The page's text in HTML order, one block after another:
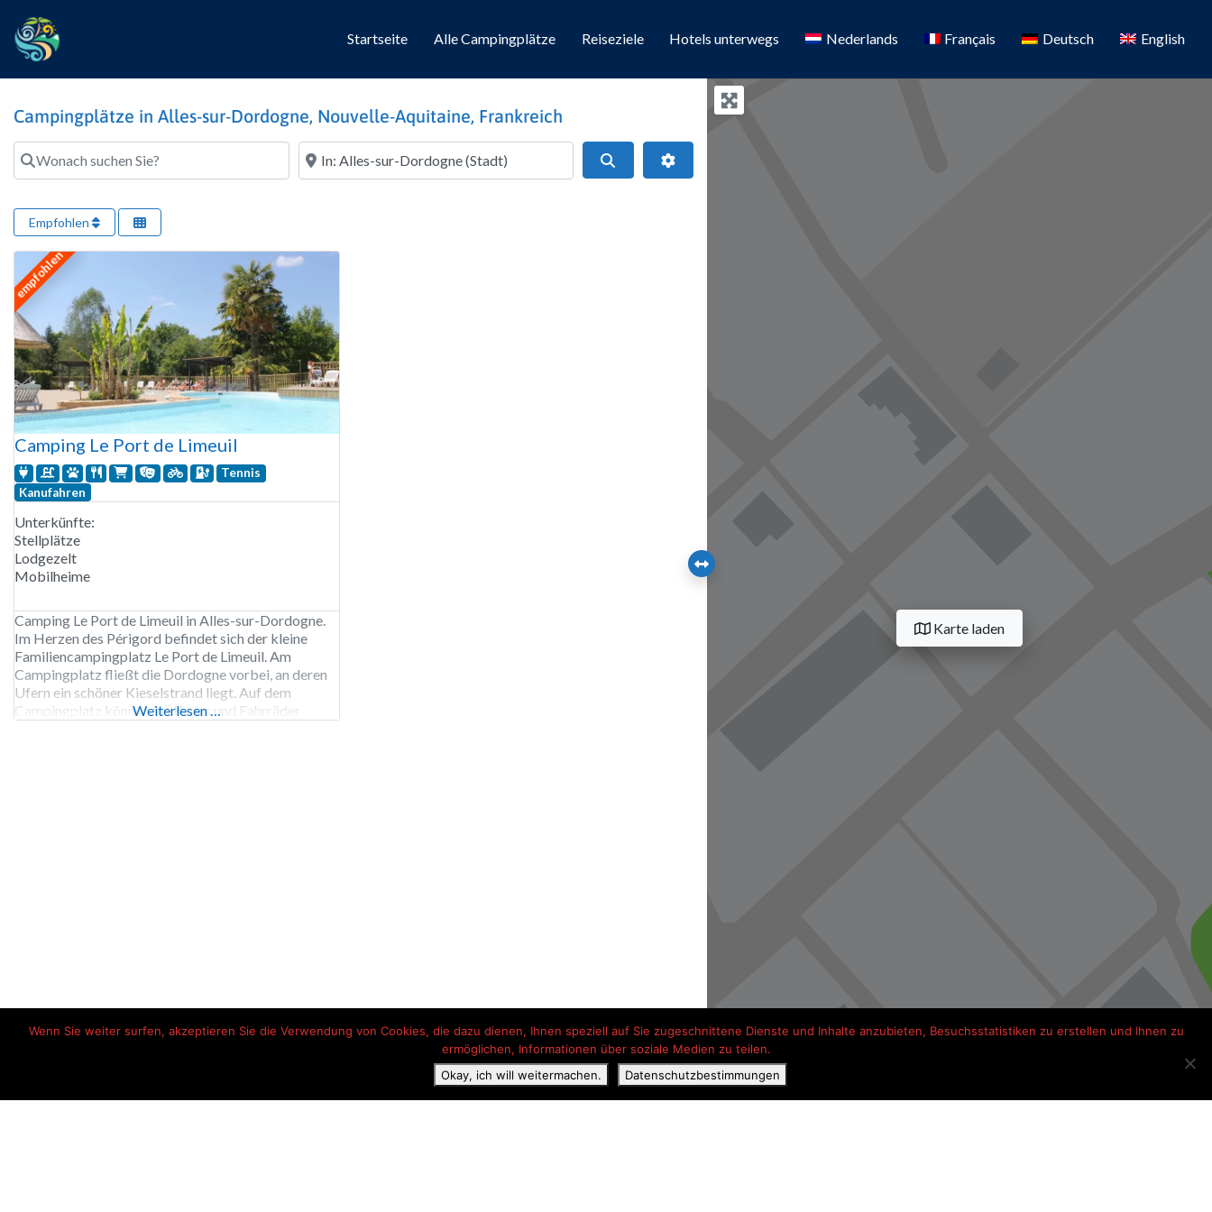
Startseite Alle Campingplätze Reiseziele Hotels unterwegs Nederlands Français Deutsch English
Campingplätze in Alles-sur-Dordogne, Nouvelle-Aquitaine, Frankreich
Wonach suchen Sie? Wo?
Erweiterte Filter
Empfohlen
empfohlen
Camping Le Port de Limeuil
Tennis
Kanufahren
Unterkünfte:
Stellplätze
Lodgezelt
Mobilheime
Camping Le Port de Limeuil in Alles-sur-Dordogne.
Im Herzen des Périgord befindet sich der kleine
Familiencampingplatz Le Port de Limeuil. Am
Campingplatz fließt die Dordogne vorbei, an deren
Ufern ein schöner Kieselstrand liegt. Auf dem
Campingplatz können Sie Kanus und Fahrräder
Weiterlesen …
Karte laden
Wenn Sie weiter surfen, akzeptieren Sie die Verwendung von Cookies, die dazu dienen, Ihnen speziell auf Sie zugeschnittene Dienste und Inhalte anzubieten, Besuchsstatistiken zu erstellen und Ihnen zu
ermöglichen, Informationen über soziale Medien zu teilen.
Okay, ich will weitermachen.
Datenschutzbestimmungen